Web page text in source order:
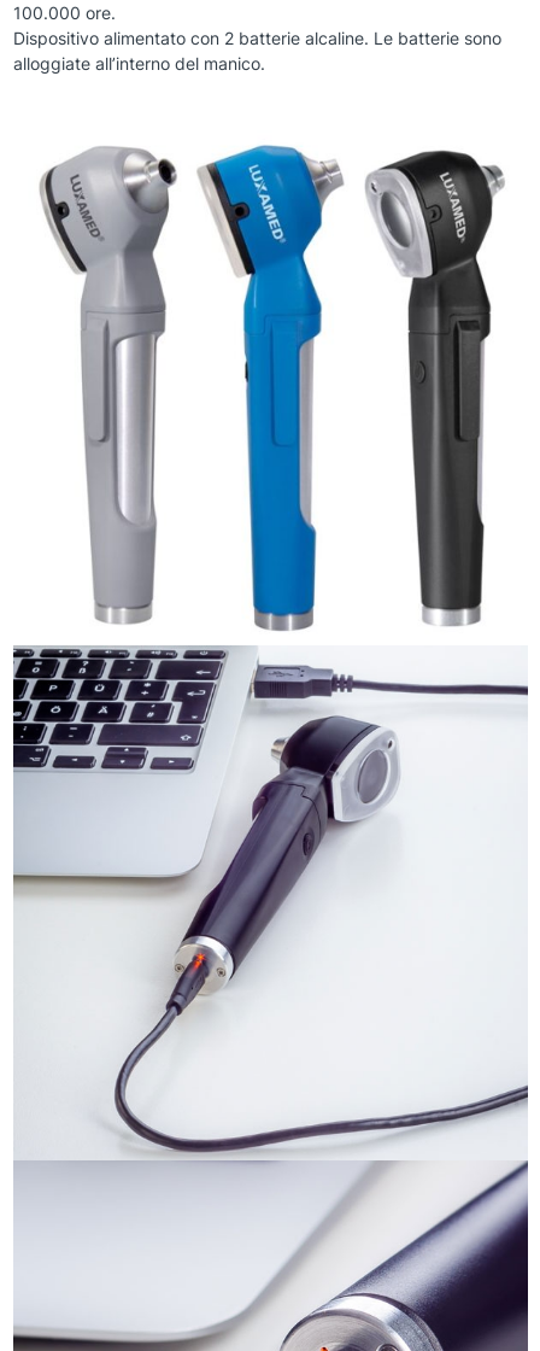
100.000 ore.
Dispositivo alimentato con 2 batterie alcaline. Le batterie sono
alloggiate all’interno del manico.